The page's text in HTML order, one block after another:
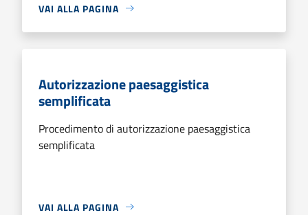
VAI ALLA PAGINA
Autorizzazione paesaggistica
semplificata
Procedimento di autorizzazione paesaggistica
semplificata
VAI ALLA PAGINA